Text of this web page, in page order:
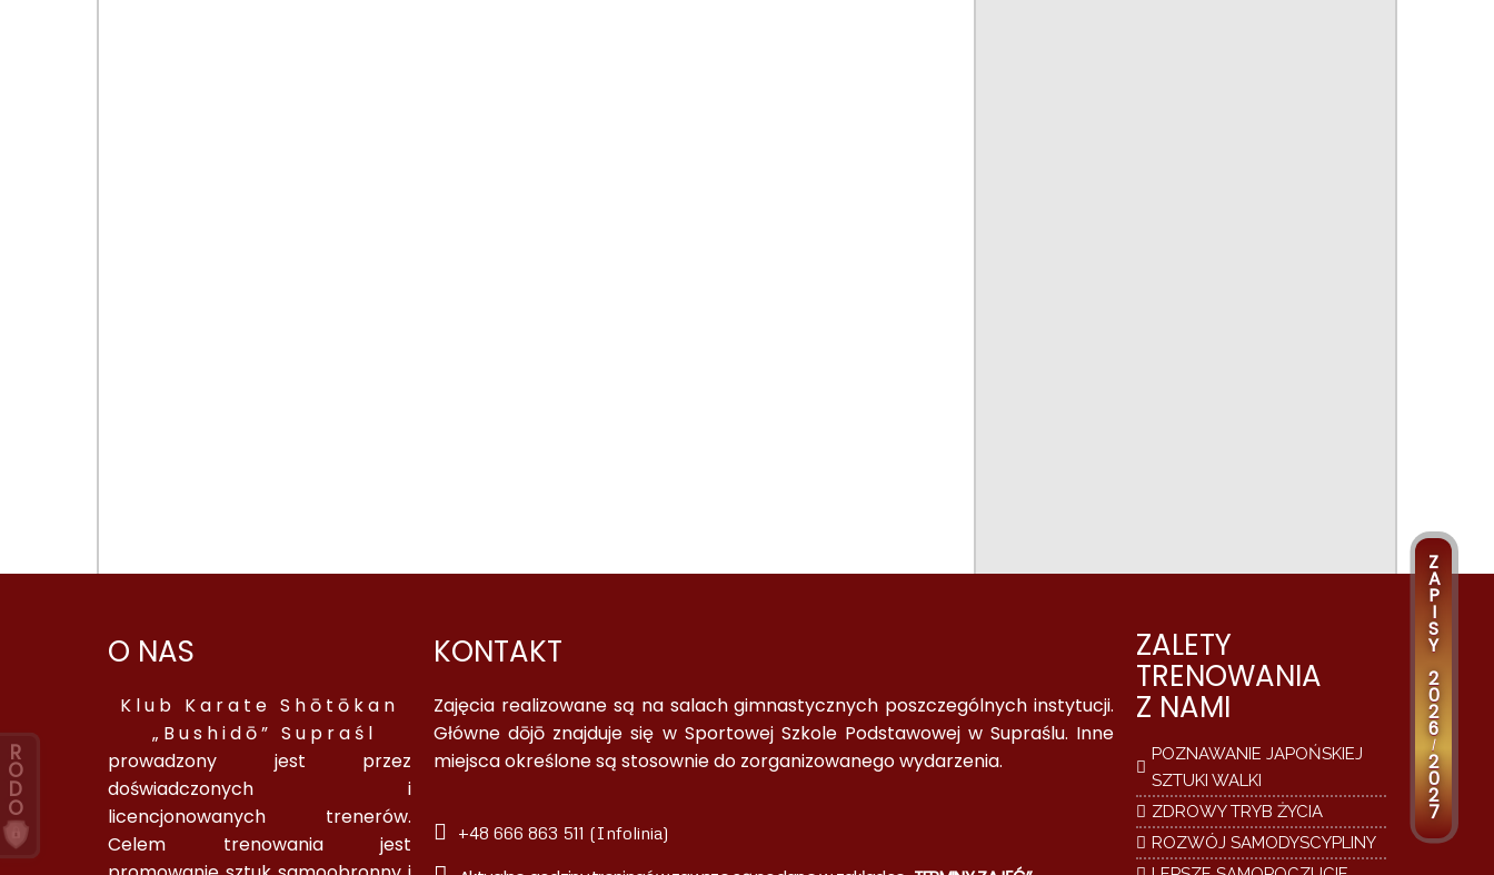
Z
A
P
I
S
Y
2
0
2
6
/
2
0
2
7
R
O
D
O
O NAS
Klub Karate Shōtōkan
„Bushidō” Supraśl
prowadzony jest przez
doświadczonych i
licencjonowanych trenerów.
Celem trenowania jest
KONTAKT
Zajęcia realizowane są na salach gimnastycznych poszczególnych instytucji.
Główne dōjō znajduje się w Sportowej Szkole Podstawowej w Supraślu. Inne
miejsca określone są stosownie do zorganizowanego wydarzenia.
+48 666 863 511 (Infolinia)
ZALETY
TRENOWANIA
Z NAMI
POZNAWANIE JAPOŃSKIEJ
SZTUKI WALKI
ZDROWY TRYB ŻYCIA
ROZWÓJ SAMODYSCYPLINY